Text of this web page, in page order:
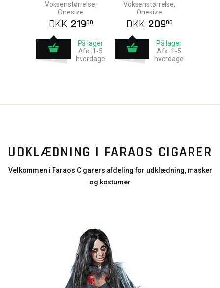
Voksenstørrelse,
Onesize
DKK 21900
På lager
Afs.:1-5
hverdage
Voksenstørrelse,
Onesize
DKK 20900
På lager
Afs.:1-5
hverdage
UDKLÆDNING I FARAOS CIGARER
Velkommen i Faraos Cigarers afdeling for udklædning, masker
og kostumer